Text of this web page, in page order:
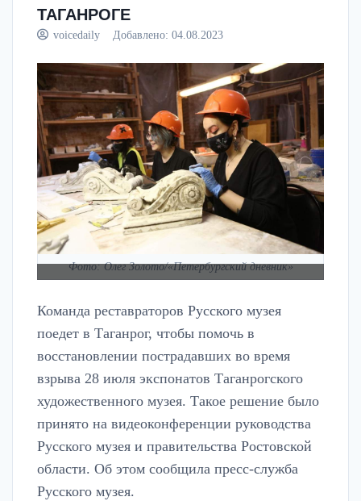
ТАГАНРОГЕ
voicedaily Добавлено: 04.08.2023
Фото: Олег Золото/«Петербургский дневник»
Команда реставраторов Русского музея
поедет в Таганрог, чтобы помочь в
восстановлении пострадавших во время
взрыва 28 июля экспонатов Таганрогского
художественного музея. Такое решение было
принято на видеоконференции руководства
Русского музея и правительства Ростовской
области. Об этом сообщила пресс-служба
Русского музея.